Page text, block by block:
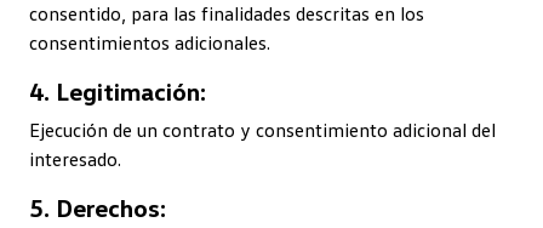
consentido, para las finalidades descritas en los
consentimientos adicionales.
4. Legitimación:
Ejecución de un contrato y consentimiento adicional del
interesado.
5. Derechos: